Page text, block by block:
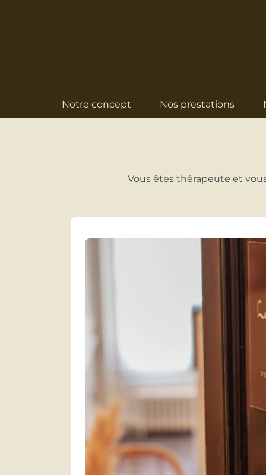
Notre concept Nos prestations
Vous êtes thérapeute et